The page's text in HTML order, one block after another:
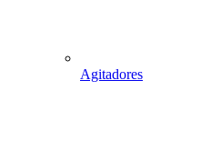
Agitadores